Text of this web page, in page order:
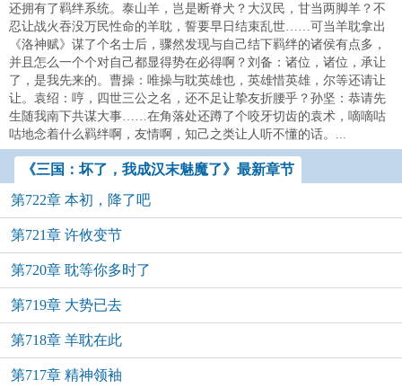
还拥有了羁绊系统。泰山羊，岂是断脊犬？大汉民，甘当两脚羊？不
忍让战火吞没万民性命的羊耽，誓要早日结束乱世……可当羊耽拿出
《洛神赋》谋了个名士后，骤然发现与自己结下羁绊的诸侯有点多，
并且怎么一个个对自己都显得势在必得啊？刘备：诸位，诸位，承让
了，是我先来的。曹操：唯操与耽英雄也，英雄惜英雄，尔等还请让
让。袁绍：哼，四世三公之名，还不足让挚友折腰乎？孙坚：恭请先
生随我南下共谋大事……在角落处还蹲了个咬牙切齿的袁术，嘀嘀咕
咕地念着什么羁绊啊，友情啊，知己之类让人听不懂的话。...
《三国：坏了，我成汉末魅魔了》最新章节
第722章 本初，降了吧
第721章 许攸变节
第720章 耽等你多时了
第719章 大势已去
第718章 羊耽在此
第717章 精神领袖